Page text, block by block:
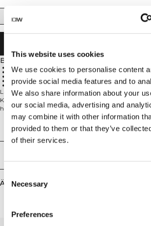
This website uses cookies
We use cookies to personalise content
provide social media features and to
We also share information about your
our social media, advertising and
may combine it with other information
provided to them or that they’ve
of their services.
Selection
Necessary
Preferences
Beschreibung
Meshstoff für optimale Luftzirkulation
Reflektierendes ICIW-Logo auf der Brust
Etwas längerer Saum hinten
Standard-Fit für Komfort und Flexibilität
52% Polyamid, 42% Polyester, 6% Spandex
Langarmshirt aus Mesh-Stretchstoff in Standard-
Komfort und Flexibilität. Der Meshstoff transportiert
hält dich somit beim Training angenehm frisch. 52%
6% Elastan
Technical Aspects
Ähnliche Produkte